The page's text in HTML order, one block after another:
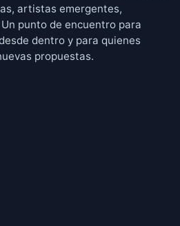
artistas emergentes,
punto de encuentro para
dentro y para quienes
propuestas.